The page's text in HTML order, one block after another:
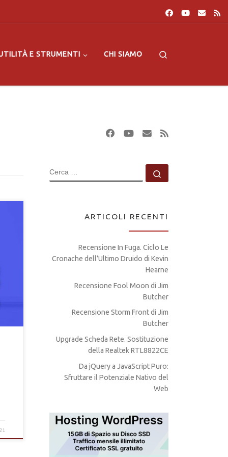
E STRUMENTI CHI SIAMO
CERCA
ARTICOLI RECENTI
Recensione In Fuga. Ciclo Le
Cronache dell’Ultimo Druido di Kevin
Hearne
Recensione Fool Moon di Jim
Butcher
Recensione Storm Front di Jim
Butcher
Upgrade Scheda Rete. Sostituzione
della Realtek RTL8822CE
Da jQuery a JavaScript Puro:
Sfruttare il Potenziale Nativo del
Web